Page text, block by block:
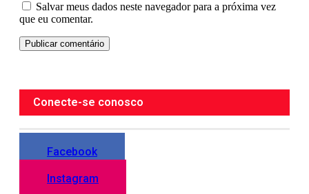
Salvar meus dados neste navegador para a próxima vez
que eu comentar.
Conecte-se conosco
Facebook
Instagram